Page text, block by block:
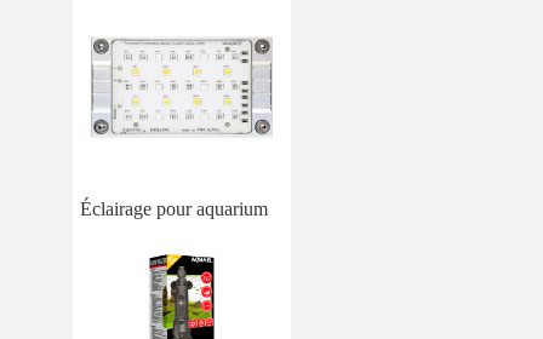
Éclairage pour aquarium